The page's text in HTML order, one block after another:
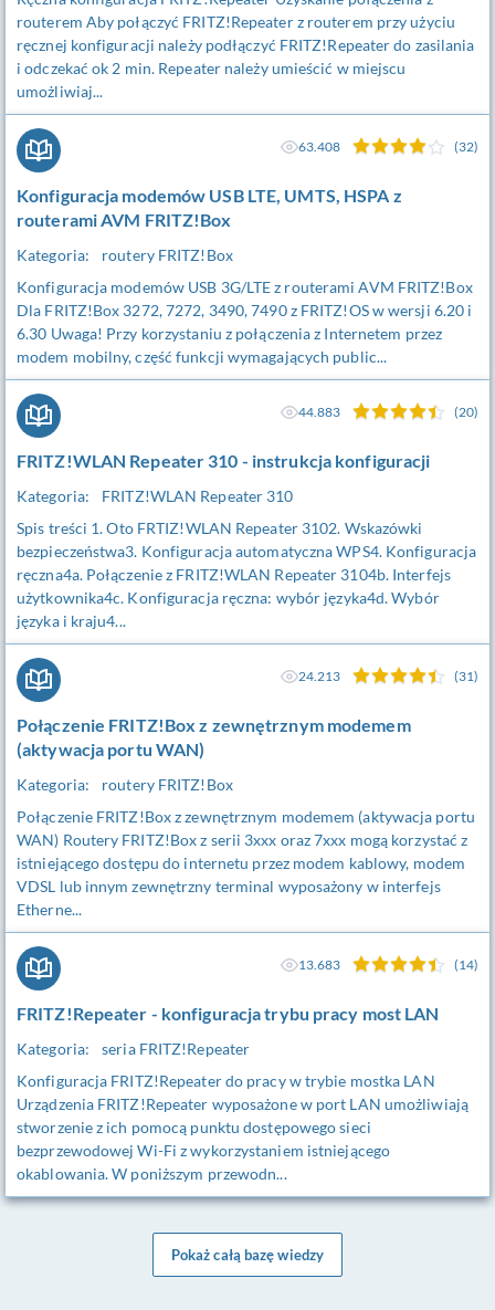
routerem Aby połączyć FRITZ!Repeater z routerem przy użyciu
ręcznej konfiguracji należy podłączyć FRITZ!Repeater do zasilania
i odczekać ok 2 min. Repeater należy umieścić w miejscu
umożliwiaj...
Konfiguracja modemów USB LTE, UMTS, HSPA z
routerami AVM FRITZ!Box
Kategoria:
routery FRITZ!Box
Konfiguracja modemów USB 3G/LTE z routerami AVM FRITZ!Box
Dla FRITZ!Box 3272, 7272, 3490, 7490 z FRITZ!OS w wersji 6.20 i
6.30 Uwaga! Przy korzystaniu z połączenia z Internetem przez
modem mobilny, część funkcji wymagających public...
63.408 (32)
FRITZ!WLAN Repeater 310 - instrukcja konfiguracji
Kategoria:
FRITZ!WLAN Repeater 310
Spis treści 1. Oto FRTIZ!WLAN Repeater 3102. Wskazówki
bezpieczeństwa3. Konfiguracja automatyczna WPS4. Konfiguracja
ręczna4a. Połączenie z FRITZ!WLAN Repeater 3104b. Interfejs
użytkownika4c. Konfiguracja ręczna: wybór języka4d. Wybór
języka i kraju4...
44.883 (20)
Połączenie FRITZ!Box z zewnętrznym modemem
(aktywacja portu WAN)
Kategoria:
routery FRITZ!Box
Połączenie FRITZ!Box z zewnętrznym modemem (aktywacja portu
WAN) Routery FRITZ!Box z serii 3xxx oraz 7xxx mogą korzystać z
istniejącego dostępu do internetu przez modem kablowy, modem
VDSL lub innym zewnętrzny terminal wyposażony w interfejs
Etherne...
24.213 (31)
FRITZ!Repeater - konfiguracja trybu pracy most LAN
Kategoria:
seria FRITZ!Repeater
Konfiguracja FRITZ!Repeater do pracy w trybie mostka LAN
Urządzenia FRITZ!Repeater wyposażone w port LAN umożliwiają
stworzenie z ich pomocą punktu dostępowego sieci
bezprzewodowej Wi-Fi z wykorzystaniem istniejącego
okablowania. W poniższym przewodn...
13.683 (14)
Pokaż całą bazę wiedzy